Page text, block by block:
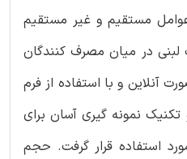
مستقیم و غیر مستقیم
در میان مصرف کنندگان
آنلاین و با استفاده از فرم
نمونه گیری آسان برای
استفاده قرار گرفت. حجم